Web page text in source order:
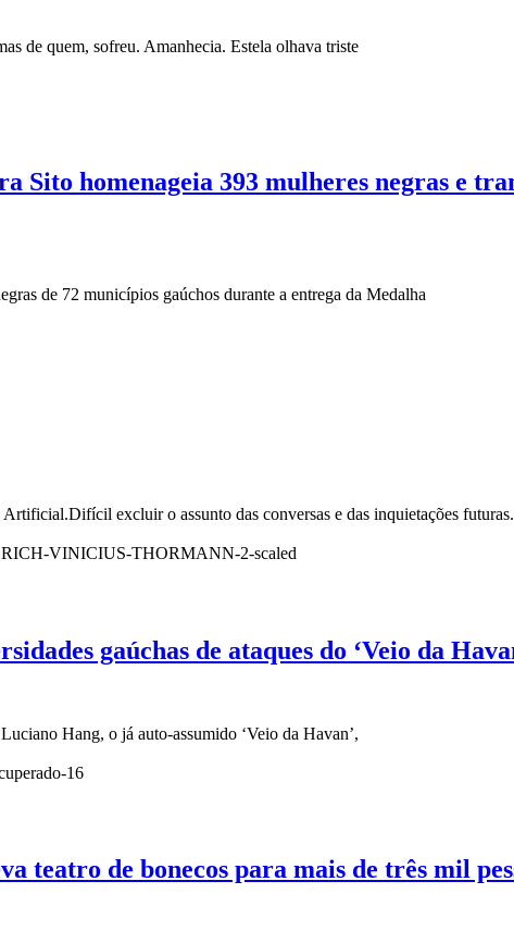
de quem, sofreu. Amanhecia. Estela olhava triste
Sito homenageia 393 mulheres negras e
de 72 municípios gaúchos durante a entrega da Medalha
excluir o assunto das conversas e das inquietações futuras.
gaúchas de ataques do ‘Veio da
Hang, o já auto-assumido ‘Veio da Havan’,
teatro de bonecos para mais de três mil